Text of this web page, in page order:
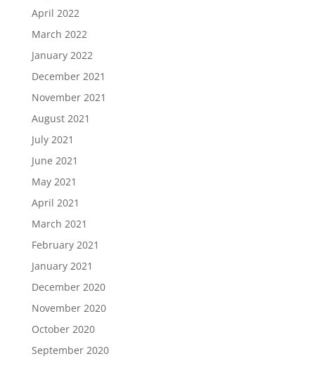
April 2022
March 2022
January 2022
December 2021
November 2021
August 2021
July 2021
June 2021
May 2021
April 2021
March 2021
February 2021
January 2021
December 2020
November 2020
October 2020
September 2020